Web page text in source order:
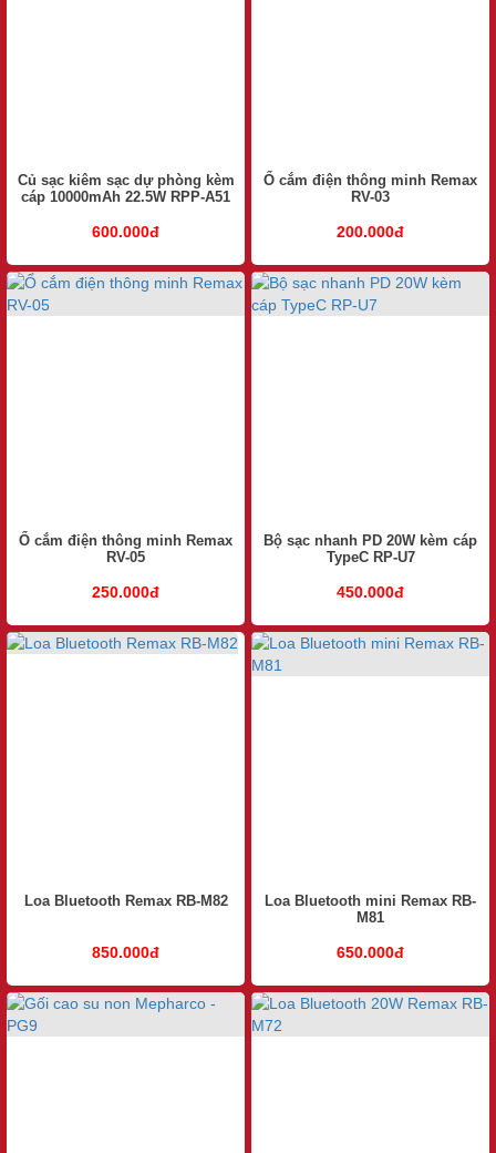
Củ sạc kiêm sạc dự phòng kèm
cáp 10000mAh 22.5W RPP-A51
600.000đ
Ổ cắm điện thông minh Remax
RV-03
200.000đ
Ổ cắm điện thông minh Remax
RV-05
250.000đ
Bộ sạc nhanh PD 20W kèm cáp
TypeC RP-U7
450.000đ
Loa Bluetooth Remax RB-M82
850.000đ
Loa Bluetooth mini Remax RB-
M81
650.000đ